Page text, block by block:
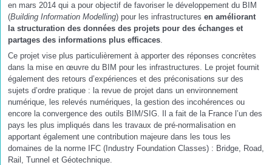
en mars 2014 qui a pour objectif de favoriser le développement du BIM
(Building Information Modelling) pour les infrastructures en améliorant
la structuration des données des projets pour des échanges et
partages des informations plus efficaces.
Ce projet vise plus particulièrement à apporter des réponses concrètes
dans la mise en œuvre du BIM pour les infrastructures. Le projet fournit
également des retours d’expériences et des préconisations sur des
sujets d’ordre pratique : la revue de projet dans un environnement
numérique, les relevés numériques, la gestion des incohérences ou
encore la convergence des outils BIM/SIG. Il a fait de la France l’un des
pays les plus impliqués dans les travaux de pré-normalisation en
apportant également une contribution majeure dans les tous les
domaines de la norme IFC (Industry Foundation Classes) : Bridge, Road,
Rail, Tunnel et Géotechnique.